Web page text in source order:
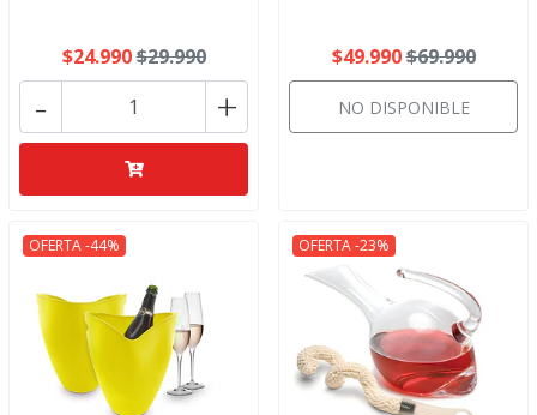
$24.990$29.990
+
-
$49.990$69.990
NO DISPONIBLE
OFERTA -44% OFERTA -23%